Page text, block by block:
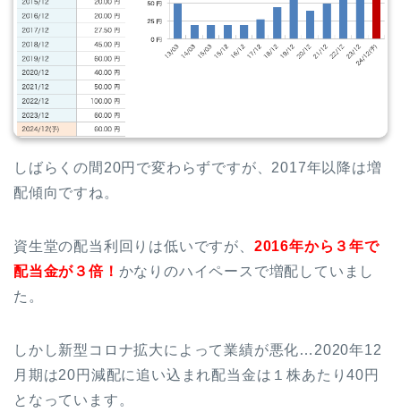
しばらくの間20円で変わらずですが、2017年以降は増
配傾向ですね。
資生堂の配当利回りは低いですが、 2016年から３年で
配当金が３倍！ かなりのハイペースで増配していまし
た。
しかし新型コロナ拡大によって業績が悪化…2020年12
月期は20円減配に追い込まれ配当金は１株あたり40円
となっています。